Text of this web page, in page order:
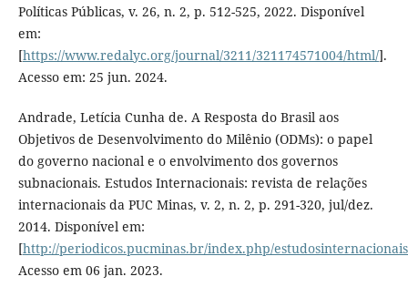
Políticas Públicas, v. 26, n. 2, p. 512-525, 2022. Disponível
em:
[https://www.redalyc.org/journal/3211/321174571004/html/].
Acesso em: 25 jun. 2024.
Andrade, Letícia Cunha de. A Resposta do Brasil aos
Objetivos de Desenvolvimento do Milênio (ODMs): o papel
do governo nacional e o envolvimento dos governos
subnacionais. Estudos Internacionais: revista de relações
internacionais da PUC Minas, v. 2, n. 2, p. 291-320, jul/dez.
2014. Disponível em:
[http://periodicos.pucminas.br/index.php/
Acesso em 06 jan. 2023.